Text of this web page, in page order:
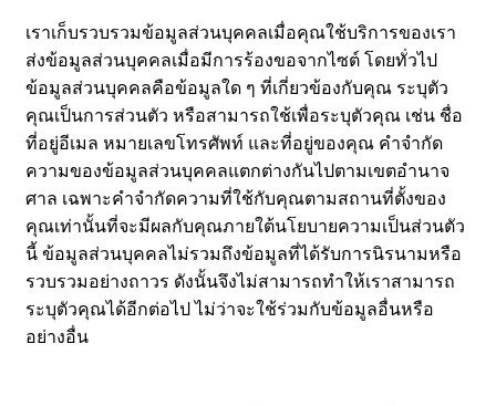
เราเก็บรวบรวมข้อมูลส่วนบุคคลเมื่อคุณใช้บริการของเรา
ส่งข้อมูลส่วนบุคคลเมื่อมีการร้องขอจากไซต์ โดยทั่วไป
ข้อมูลส่วนบุคคลคือข้อมูลใด ๆ ที่เกี่ยวข้องกับคุณ ระบุตัว
คุณเป็นการส่วนตัว หรือสามารถใช้เพื่อระบุตัวคุณ เช่น ชื่อ
ที่อยู่อีเมล หมายเลขโทรศัพท์ และที่อยู่ของคุณ คำจำกัด
ความของข้อมูลส่วนบุคคลแตกต่างกันไปตามเขตอำนาจ
ศาล เฉพาะคำจำกัดความที่ใช้กับคุณตามสถานที่ตั้งของ
คุณเท่านั้นที่จะมีผลกับคุณภายใต้นโยบายความเป็นส่วนตัว
นี้ ข้อมูลส่วนบุคคลไม่รวมถึงข้อมูลที่ได้รับการนิรนามหรือ
รวบรวมอย่างถาวร ดังนั้นจึงไม่สามารถทำให้เราสามารถ
ระบุตัวคุณได้อีกต่อไป ไม่ว่าจะใช้ร่วมกับข้อมูลอื่นหรือ
อย่างอื่น